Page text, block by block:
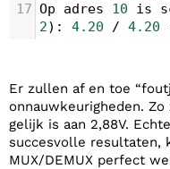
17 Op adres 10 is
2): 4.20 / 4.20
Er zullen af en toe
onnauwkeurigheden.
gelijk is aan 2,88V.
succesvolle resultaten,
MUX/DEMUX perfect